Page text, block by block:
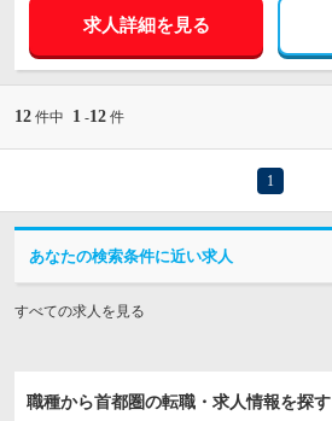
求人詳細を見る
12 件中 1 -12 件
1
あなたの検索条件に近い求人
すべての求人を見る
職種から首都圏の転職・求人情報を探す